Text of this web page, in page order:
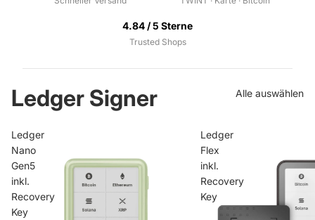
4.84 / 5 Sterne
Trusted Shops
Ledger Signer Alle auswählen
Ledger
Nano
Gen5
inkl.
Recovery
Key
Ledger
Flex
inkl.
Recovery
Key